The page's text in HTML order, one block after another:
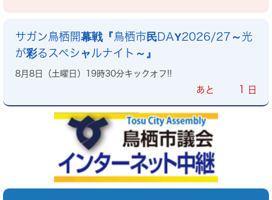
サガン鳥栖開幕戦『鳥栖市民DAY2026/27～光
が彩るスペシャルナイト～』
8月8日（土曜日）19時30分キックオフ!!
あと 1 日